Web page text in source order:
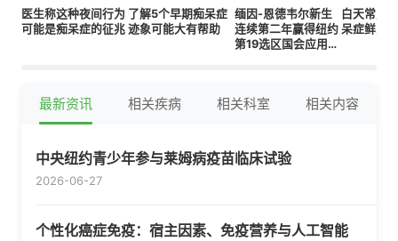
医生称这种夜间行为
可能是痴呆症的征兆
了解5个早期痴呆症
迹象可能大有帮助
缅因-恩德韦尔新生
连续第二年赢得纽约
第19选区国会应用程
白天常见
呆症鲜为
最新资讯 相关疾病 相关科室 相关内容
中央纽约青少年参与莱姆病疫苗临床试验
2026-06-27
个性化癌症免疫：宿主因素、免疫营养与人工智能